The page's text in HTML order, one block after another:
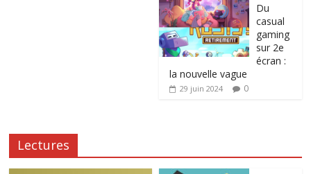
Du
casual
gaming
sur 2e
écran :
la nouvelle vague
29 juin 2024 0
Lectures